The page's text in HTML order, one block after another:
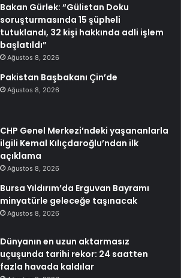
Bakan Gürlek: “Gülistan Doku
soruşturmasında 15 şüpheli
tutuklandı, 32 kişi hakkında adli işlem
başlatıldı”
Ağustos 8, 2026
Pakistan Başbakanı Çin’de
Ağustos 8, 2026
CHP Genel Merkezi’ndeki yaşananlarla
ilgili Kemal Kılıçdaroğlu’ndan ilk
açıklama
Ağustos 8, 2026
Bursa Yıldırım’da Erguvan Bayramı
minyatürle geleceğe taşınacak
Ağustos 8, 2026
Dünyanın en uzun aktarmasız
uçuşunda tarihi rekor: 24 saatten
fazla havada kaldılar